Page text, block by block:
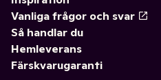
Vanliga frågor och svar
Så handlar du
Hemleverans
Färskvarugaranti